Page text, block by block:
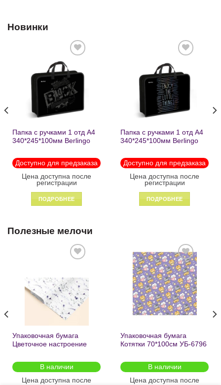
Новинки
Добавить
в список
желаний
Папка с ручками 1 отд А4
340*245*100мм Berlingo
молнии1246
Доступно для предзаказа
Цена доступна после
регистрации
ПОДРОБНЕЕ
Добавить
в список
желаний
Папка с ручками 1 отд А4
340*245*100мм Berlingo
пластик на молнии 1215
Доступно для предзаказа
Цена доступна после
регистрации
ПОДРОБНЕЕ
Полезные мелочи
желаний
Упаковочная бумага
Цветочное настроение
2шт/
В наличии
Цена доступна после
Добавить
в список
желаний
Упаковочная бумага
Котятки 70*100см УБ-6796
В наличии
Цена доступна после